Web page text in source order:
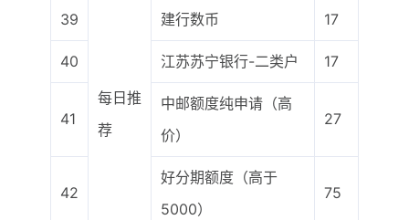
每日推
荐
39 建行数币 17
40 江苏苏宁银行-二类户 17
41
中邮额度纯申请（高
价）
27
42
好分期额度（高于
5000）
75